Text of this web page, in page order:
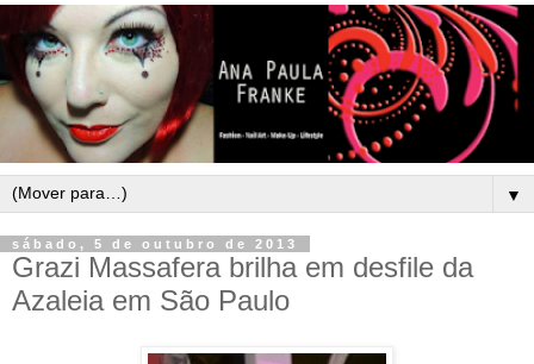
▼
sábado, 5 de outubro de 2013
Grazi Massafera brilha em desfile da
Azaleia em São Paulo